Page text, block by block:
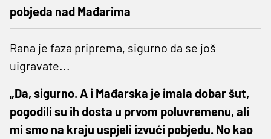
pobjeda nad Mađarima
Rana je faza priprema, sigurno da se još
uigravate...
„Da, sigurno. A i Mađarska je imala dobar šut,
pogodili su ih dosta u prvom poluvremenu, ali
mi smo na kraju uspjeli izvući pobjedu. No kao